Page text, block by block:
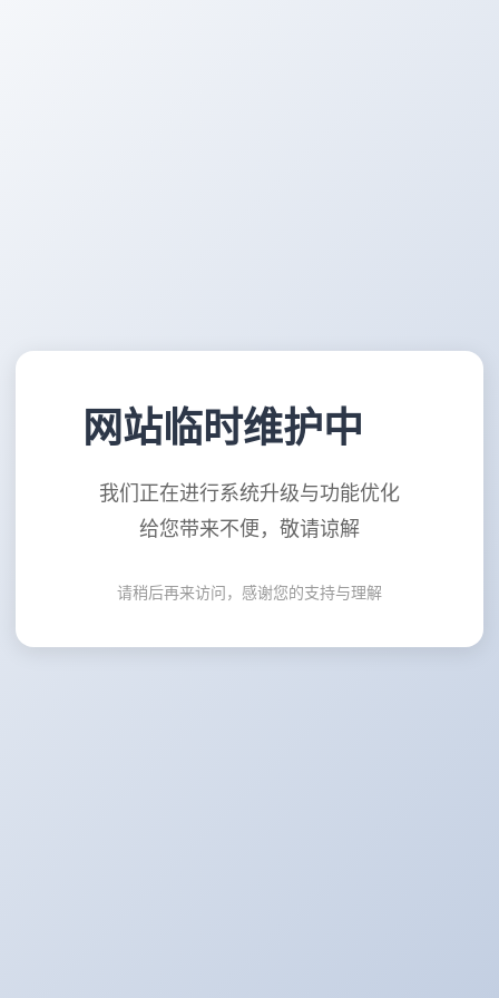
网站临时维护中
我们正在进行系统升级与功能优化
给您带来不便，敬请谅解
请稍后再来访问，感谢您的支持与理解